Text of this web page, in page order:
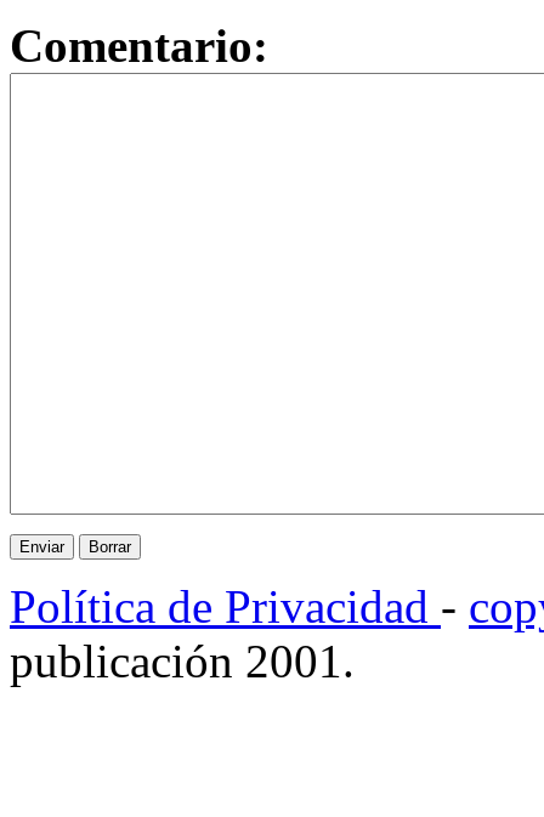
Comentario:
Política de Privacidad -
publicación 2001.